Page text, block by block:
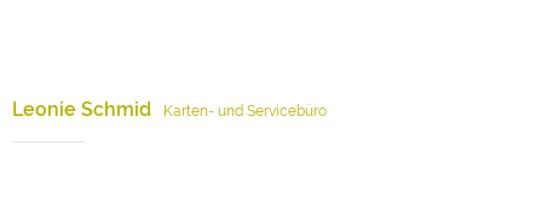
Leonie Schmid Karten- und Servicebüro